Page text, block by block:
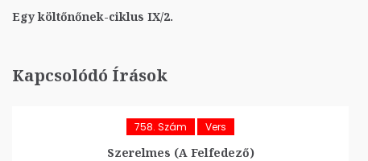
Egy költőnőnek-ciklus IX/2.
Kapcsolódó Írások
758. Szám Vers
Szerelmes (A Felfedező)